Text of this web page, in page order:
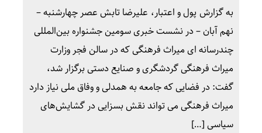
به گزارش پول و اعتبار، علیرضا تابش عصر چهارشنبه –
نهم آبان – در نشست خبری سومین جشنواره بین‌المللی
چندرسانه ای میراث فرهنگی که در سالن فجر وزارت
میراث فرهنگی گردشگری و صنایع دستی برگزار شد،
گفت: در فضایی که جامعه به همدلی و وفاق ملی نیاز دارد
میراث فرهنگی می تواند نقش بسزایی در گشایش‌های
سیاسی […]